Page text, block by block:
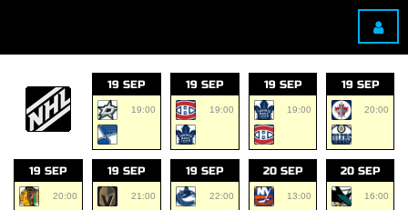
19 SEP
19:00
19 SEP
19:00
19 SEP
19:00
19 SEP
20:00
19 SEP
20:00
19 SEP
21:00
19 SEP
22:00
20 SEP
13:00
20 SEP
16:00